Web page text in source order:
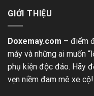
GIỚI THIỆU
Doxemay.com – điểm
máy và những ai muốn
phụ kiện độc đáo. Hãy
vẹn niềm đam mê xe cộ!